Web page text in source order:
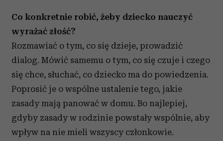
Co konkretnie robić, żeby dziecko nauczyć
wyrażać złość?
Rozmawiać o tym, co się dzieje, prowadzić
dialog. Mówić samemu o tym, co się czuje i czego
się chce, słuchać, co dziecko ma do powiedzenia.
Poprosić je o wspólne ustalenie tego, jakie
zasady mają panować w domu. Bo najlepiej,
gdyby zasady w rodzinie powstały wspólnie, aby
wpływ na nie mieli wszyscy członkowie.